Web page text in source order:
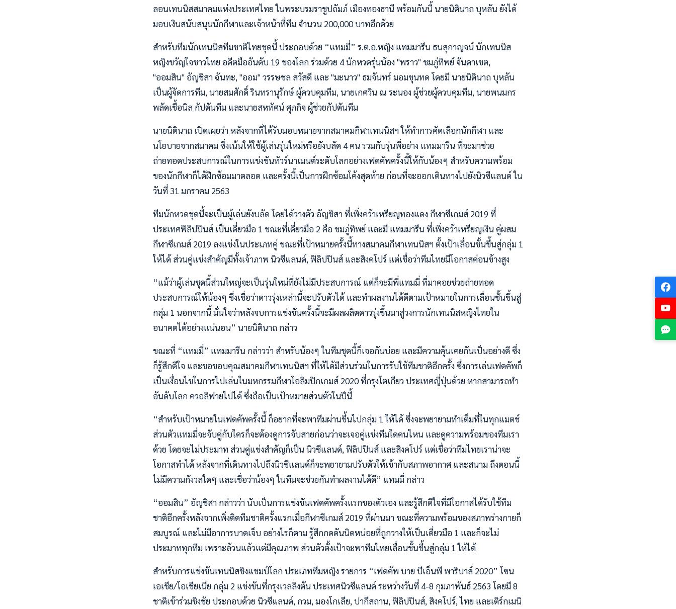
ลอนเทนนิสสมาคมแห่งประเทศไทย ในพระบรมราชูปถัมภ์ เมืองทองธานี พร้อมกันนี้ นายนิตินาถ บุหลัน ยังได้
มอบเงินสนับสนุนนักกีฬาและเจ้าหน้าที่ทีม จำนวน 200,000 บาทอีกด้วย
สำหรับทีมนักเทนนิสทีมชาติไทยชุดนี้ ประกอบด้วย “แทมมี่” ร.ต.อ.หญิง แทมมารีน ธนสุกาญจน์ นักเทนนิส
หญิงขวัญใจชาวไทย อดีตมืออันดับ 19 ของโลก ร่วมด้วย 4 นักหวดรุ่นน้อง "พราว" ชมภู่ทิพย์ จันดาเขต,
"ออมสิน" อัญชิสา ฉันทะ, "ออม" วรรษชล สวัสดี และ "มะนาว" ธมจันทร์ มอมขุนทด โดยมี นายนิตินาถ บุหลัน
เป็นผู้จัดการทีม, นายสมศักดิ์ รินทรานุรักษ์ ผู้ควบคุมทีม, นายเกศวิน ณ ระนอง ผู้ช่วยผู้ควบคุมทีม, นายพนมกร
พลัดเชื้อนิล กัปตันทีม และนายสหทัศน์ ศุภกิจ ผู้ช่วยกัปตันทีม
นายนิตินาถ เปิดเผยว่า หลังจากที่ได้รับมอบหมายจากสมาคมกีฬาเทนนิสฯ ให้ทำการคัดเลือกนักกีฬา และ
นโยบายจากสมาคม ซึ่งเน้นให้ใช้ผู้เล่นรุ่นใหม่หรือยังบลัด 4 คน รวมกับรุ่นพี่อย่าง แทมมารีน ที่จะมาช่วย
ถ่ายทอดประสบการณ์ในการแข่งขันทัวร์นาเมนต์ระดับโลกอย่างเฟดคัพครั้งนี้ให้กับน้องๆ สำหรับความพร้อม
ของนักกีฬาก็ได้ฝึกซ้อมมาตลอด และครั้งนี้เป็นการฝึกซ้อมโค้งสุดท้าย ก่อนที่จะออกเดินทางไปยังนิวซีแลนด์ ใน
วันที่ 31 มกราคม 2563
ทีมนักหวดชุดนี้จะเป็นผู้เล่นยังบลัด โดยได้วางตัว อัญชิสา ที่เพิ่งคว้าเหรียญทองแดง กีฬาซีเกมส์ 2019 ที่
ประเทศฟิลิปปินส์ เป็นเดี่ยวมือ 1 ขณะที่เดี่ยวมือ 2 คือ ชมภู่ทิพย์ และมี แทมมารีน ที่เพิ่งคว้าเหรียญเงิน คู่ผสม
กีฬาซีเกมส์ 2019 ลงแข่งในประเภทคู่ ขณะที่เป้าหมายครั้งนี้ทางสมาคมกีฬาเทนนิสฯ ตั้งเป้าเลื่อนชั้นขึ้นสู่กลุ่ม 1
ให้ได้ ส่วนคู่แข่งสำคัญมีทั้งเจ้าภาพ นิวซีแลนด์, ฟิลิปปินส์ และสิงคโปร์ แต่เชื่อว่าทีมไทยมีโอกาสค่อนข้างสูง
“แม้ว่าผู้เล่นชุดนี้ส่วนใหญ่จะเป็นรุ่นใหม่ที่ยังไม่มีประสบการณ์ แต่ก็จะมีพี่แทมมี่ ที่มาคอยช่วยถ่ายทอด
ประสบการณ์ให้น้องๆ ซึ่งเชื่อว่าดาวรุ่งเหล่านี้จะปรับตัวได้ และทำผลงานได้ดีตามเป้าหมายในการเลื่อนชั้นขึ้นสู่
กลุ่ม 1 นอกจากนี้ มั่นใจว่าหลังจบการแข่งขันครั้งนี้จะมีผลผลิตดาวรุ่งขึ้นมาสู่วงการนักเทนนิสหญิงไทยใน
อนาคตได้อย่างแน่นอน” นายนิตินาถ กล่าว
ขณะที่ “แทมมี่” แทมมารีน กล่าวว่า สำหรับน้องๆ ในทีมชุดนี้ก็เจอกันบ่อย และมีความคุ้นเคยกันเป็นอย่างดี ซึ่ง
ก็รู้สึกดีใจ และขอขอบคุณสมาคมกีฬาเทนนิสฯ ที่ให้ได้มีส่วนร่วมในการรับใช้ทีมชาติอีกครั้ง ซึ่งการเล่นเฟดคัพก็
เป็นเงื่อนไขในการไปเล่นในมหกรรมกีฬาโอลิมปิกเกมส์ 2020 ที่กรุงโตเกียว ประเทศญี่ปุ่นด้วย หากสามารถทำ
อันดับโลก ควอลิฟายไปได้ ซึ่งถือเป็นเป้าหมายส่วนตัวในปีนี้
“สำหรับเป้าหมายในเฟดคัพครั้งนี้ ก็อยากที่จะพาทีมผ่านขึ้นไปกลุ่ม 1 ให้ได้ ซึ่งจะพยายามทำเต็มที่ในทุกแมตช์
ส่วนตัวแทมมี่จะจับคู่กับใครก็จะต้องดูการจับสายก่อนว่าจะเจอคู่แข่งทีมใดคนไหน และดูความพร้อมของทีมเรา
ด้วย โดยจะไม่ประมาท ส่วนคู่แข่งสำคัญก็เป็น นิวซีแลนด์, ฟิลิปปินส์ และสิงคโปร์ แต่เชื่อว่าทีมไทยเราน่าจะ
โอกาสทำได้ หลังจากที่เดินทางไปถึงนิวซีแลนด์ก็จะพยายามปรับตัวให้เข้ากับสภาพอากาศ และสนาม ถึงตอนนี้
ไม่มีความกังวลใดๆ และเชื่อว่าน้องๆ ในทีมจะช่วยกันทำผลงานได้ดี” แทมมี่ กล่าว
“ออมสิน” อัญชิสา กล่าวว่า นับเป็นการแข่งขันเฟดคัพครั้งแรกของตัวเอง และรู้สึกดีใจที่มีโอกาสได้รับใช้ทีม
ชาติอีกครั้งหลังจากเพิ่งติดทีมชาติครั้งแรกเมื่อกีฬาซีเกมส์ 2019 ที่ผ่านมา ขณะที่ความพร้อมของสภาพร่างกายก็
สมบูรณ์ และไม่มีอาการบาดเจ็บ อย่างไรก็ตาม รู้สึกกดดันนิดหน่อยที่ถูกวางให้เป็นเดี่ยวมือ 1 และก็จะไม่
ประมาททุกทีม เพราะล้วนแล้วแต่มีคุณภาพ ส่วนตัวตั้งเป้าจะพาทีมไทยเลื่อนชั้นขึ้นสู่กลุ่ม 1 ให้ได้
สำหรับการแข่งขันเทนนิสชิงแชมป์โลก ประเภททีมหญิง รายการ “เฟดคัพ บาย บีเอ็นพี พาริบาส์ 2020” โซน
เอเชีย/โอเชียเนีย กลุ่ม 2 แข่งขันที่กรุงเวลลิงตัน ประเทศนิวซีแลนด์ ระหว่างวันที่ 4-8 กุมภาพันธ์ 2563 โดยมี 8
ชาติเข้าร่วมชิงชัย ประกอบด้วย นิวซีแลนด์, กวม, มองโกเลีย, ปากีสถาน, ฟิลิปปินส์, สิงคโปร์, ไทย และเติร์กเมนิ